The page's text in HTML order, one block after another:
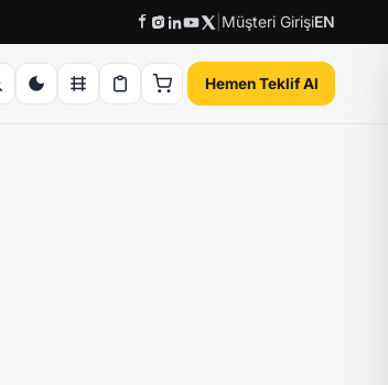
Müşteri GirişiEN
Hemen Teklif Al